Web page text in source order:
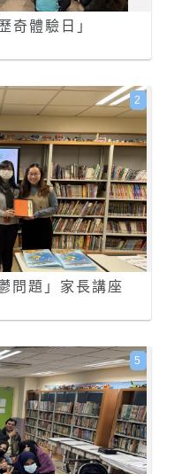
奇體驗日」
問題」家長講座
2
5